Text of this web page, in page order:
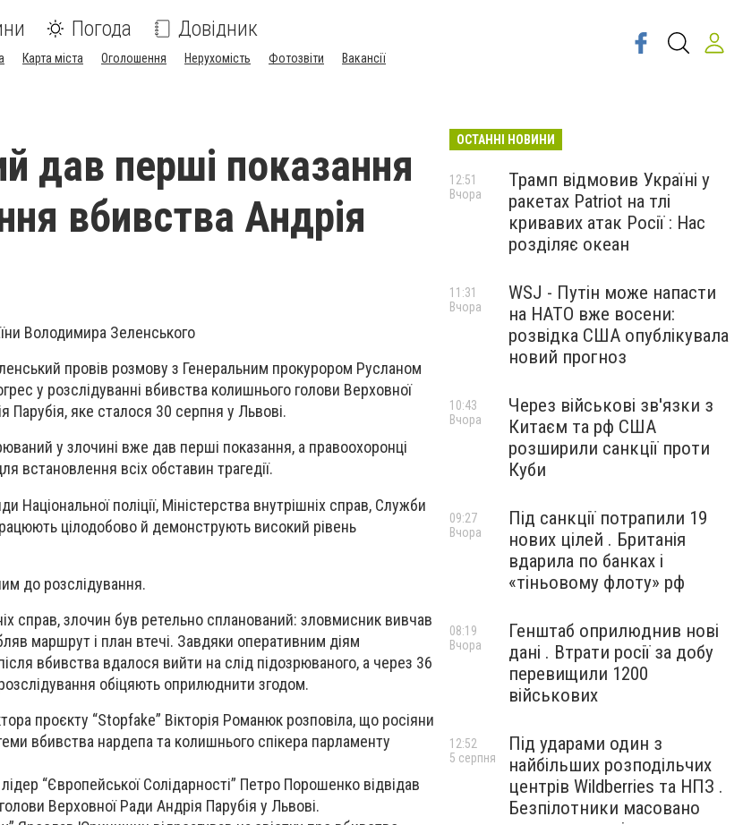
Погода Довідник
Карта міста Оголошення Нерухомість Фотозвіти Вакансії
дав перші показання
вбивства Андрія
Володимира Зеленського
провів розмову з Генеральним прокурором Русланом
у розслідуванні вбивства колишнього голови Верховної
Парубія, яке сталося 30 серпня у Львові.
у злочині вже дав перші показання, а правоохоронці
встановлення всіх обставин трагедії.
Національної поліції, Міністерства внутрішніх справ, Служби
цілодобово й демонструють високий рівень
до розслідування.
справ, злочин був ретельно спланований: зловмисник вивчав
маршрут і план втечі. Завдяки оперативним діям
вбивства вдалося вийти на слід підозрюваного, а через 36
обіцяють оприлюднити згодом.
проєкту “Stopfake” Вікторія Романюк розповіла, що росіяни
вбивства нардепа та колишнього спікера парламенту
“Європейської Солідарності” Петро Порошенко відвідав
Верховної Ради Андрія Парубія у Львові.
ОСТАННІ НОВИНИ
Трамп відмовив Україні у
ракетах Patriot на тлі
кривавих атак Росії : Нас
розділяє океан
12:51
Вчора
WSJ - Путін може напасти
на НАТО вже восени:
розвідка США опублікувала
новий прогноз
11:31
Вчора
Через військові зв'язки з
Китаєм та рф США
розширили санкції проти
Куби
10:43
Вчора
Під санкції потрапили 19
нових цілей . Британія
вдарила по банках і
«тіньовому флоту» рф
09:27
Вчора
Генштаб оприлюднив нові
дані . Втрати росії за добу
перевищили 1200
військових
08:19
Вчора
Під ударами один з
найбільших розподільчих
центрів Wildberries та НПЗ .
Безпілотники масовано
12:52
5 серпня